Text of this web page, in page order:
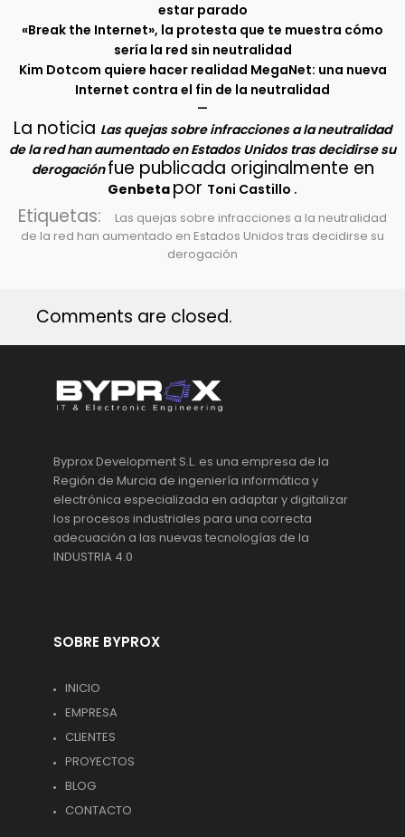
estar parado
«Break the Internet», la protesta que te muestra cómo
sería la red sin neutralidad
Kim Dotcom quiere hacer realidad MegaNet: una nueva
Internet contra el fin de la neutralidad
–
La noticia Las quejas sobre infracciones a la neutralidad
de la red han aumentado en Estados Unidos tras decidirse su
derogaciónfue publicada originalmente en
Genbeta por Toni Castillo .
Etiquetas:
Las quejas sobre infracciones a la neutralidad
de la red han aumentado en Estados Unidos tras decidirse su
derogación
Comments are closed.
Byprox Development S.L. es una empresa de la
Región de Murcia de ingeniería informática y
electrónica especializada en adaptar y digitalizar
los procesos industriales para una correcta
adecuación a las nuevas tecnologías de la
INDUSTRIA 4.0
SOBRE BYPROX
INICIO
EMPRESA
CLIENTES
PROYECTOS
BLOG
CONTACTO